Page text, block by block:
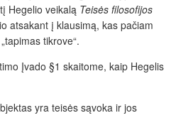
Hegelio veikalą Teisės filosofijos
atsakant į klausimą, kas pačiam
tikrove“.
Įvado §1 skaitome, kaip Hegelis
yra teisės sąvoka ir jos